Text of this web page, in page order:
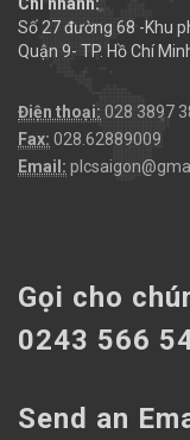
Số 27 đường 68 -Khu
Quận 9- TP. Hồ Chí
Điện thoại: 028 3897
Fax: 028.62889009
Email:
Gọi cho
0243 566
Send an